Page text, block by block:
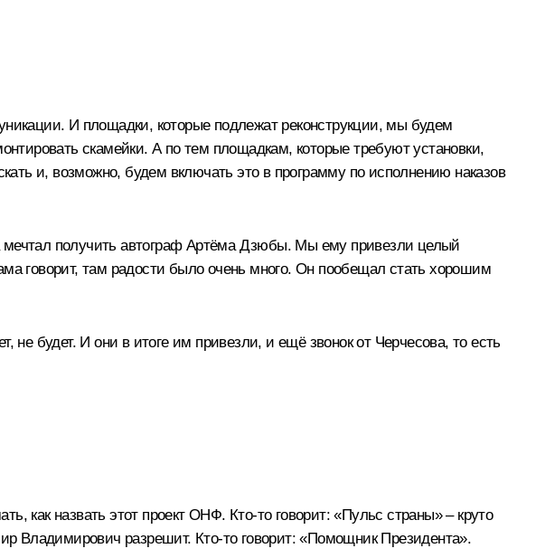
И площадки, которые подлежат реконструкции, мы будем
скамейки. А по тем площадкам, которые требуют установки,
и, возможно, будем включать это в программу по исполнению наказов
получить автограф Артёма Дзюбы. Мы ему привезли целый
говорит, там радости было очень много. Он пообещал стать хорошим
будет. И они в итоге им привезли, и ещё звонок от Черчесова, то есть
как назвать этот проект ОНФ. Кто-то говорит: «Пульс страны» – круто
Владимирович разрешит. Кто-то говорит: «Помощник Президента».